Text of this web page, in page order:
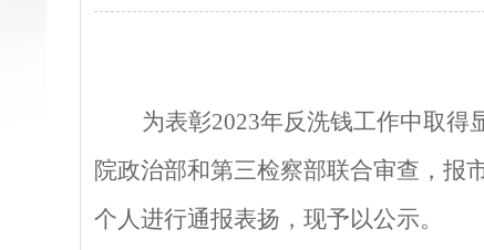
为表彰2023年反洗钱工作中取得
院政治部和第三检察部联合审查， 报
个人进行通报表扬，现予以公示。